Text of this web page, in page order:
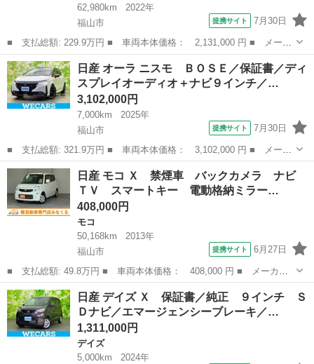
62,980km
2022年
福山市
提携サイト 7月30日
■ 支払総額: 229.9万円 ■ 車両本体価格： 2,131,000 円 ■ メーカ
ー名： 日産 ■ 車種名： セレナ ■ グレード名： ｅ－パワー
ハイウェイスターＶ 純正１０型ナビ 全周囲カメラ 両側電動 衝
突軽減 ...
広島 福山市 セレナ
日産 オーラ ニスモ ＢＯＳＥ／保証書／ディ
スプレイオーディオ＋ナビ９インチ／…
3,102,000円
7,000km
2025年
福山市
提携サイト 7月30日
■ 支払総額: 321.9万円 ■ 車両本体価格： 3,102,000 円 ■ メーカ
ー名： 日産 ■ 車種名： オーラ ■ グレード名： ニスモ ＢＯ
ＳＥ／保証書／ディスプレイオーディオ＋ナビ９インチ／エマージェ
ンシーブ...
広島 福山市 日産
日産 モコ Ｘ 禁煙車 バックカメラ ナビ
ＴＶ スマートキー 電動格納ミラー…
408,000円
モコ
50,168km
2013年
福山市
提携サイト 6月27日
■ 支払総額: 49.8万円 ■ 車両本体価格： 408,000 円 ■ メーカー
名： 日産 ■ 車種名： モコ ■ グレード名： Ｘ 禁煙車 バッ
クカメラ ナビ ＴＶ スマートキー 電動格納ミラー ベンチシー
ト ＣＶＴ ...
広島 福山市 モコ
日産 デイズ Ｘ 保証書／純正 ９インチ Ｓ
Ｄナビ／エマージェンシーブレーキ／…
1,311,000円
デイズ
5,000km
2024年